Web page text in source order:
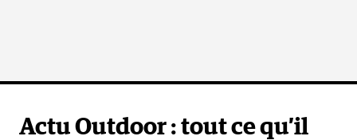
Actu Outdoor : tout ce qu’il